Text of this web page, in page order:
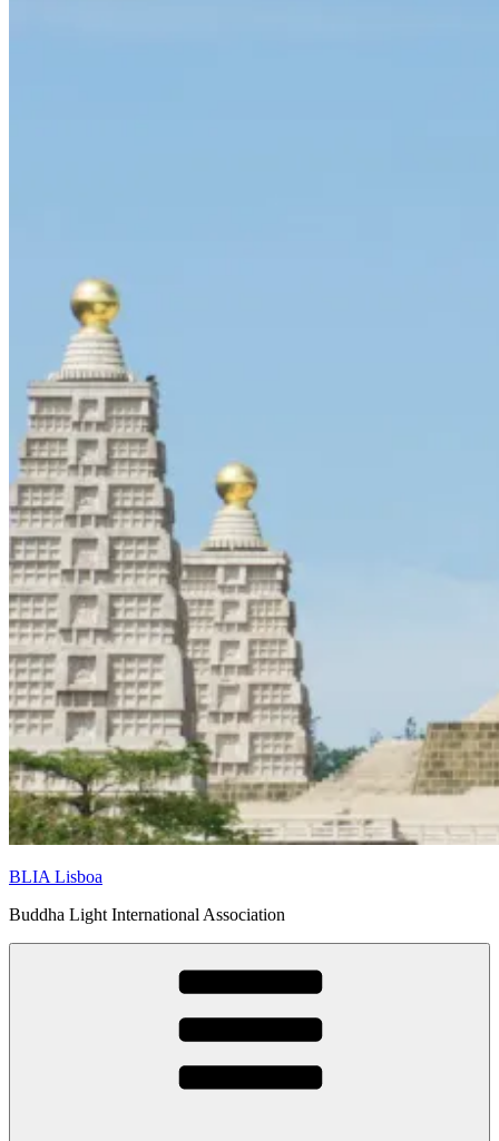
BLIA Lisboa
Buddha Light International Association